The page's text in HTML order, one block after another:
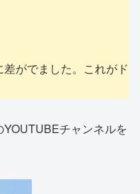
がでました。これがド
チャンネルを